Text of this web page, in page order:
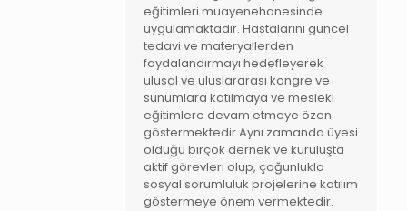
eğitimleri muayenehanesinde
uygulamaktadır. Hastalarını güncel
tedavi ve materyallerden
faydalandırmayı hedefleyerek
ulusal ve uluslararası kongre ve
sunumlara katılmaya ve mesleki
eğitimlere devam etmeye özen
göstermektedir.Aynı zamanda üyesi
olduğu birçok dernek ve kuruluşta
aktif görevleri olup, çoğunlukla
sosyal sorumluluk projelerine katılım
göstermeye önem vermektedir.